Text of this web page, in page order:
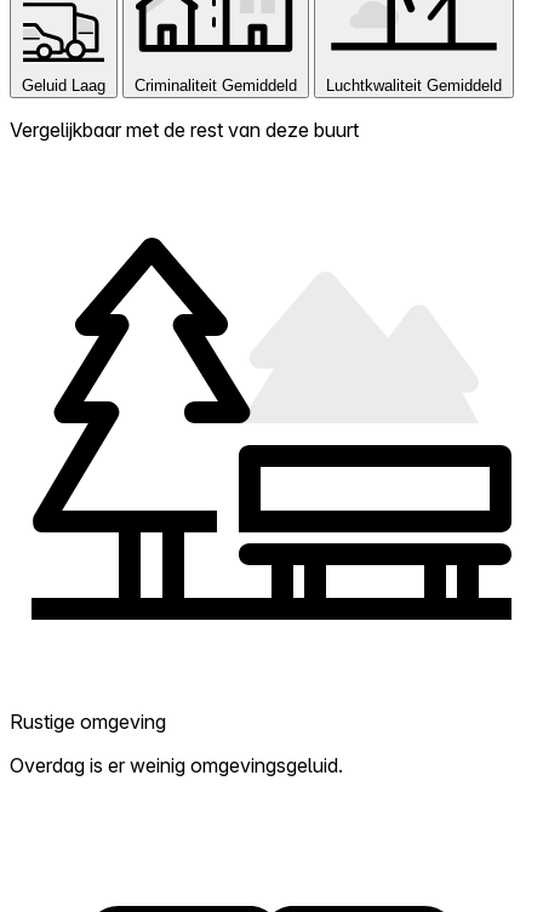
Geluid Laag Criminaliteit Gemiddeld Luchtkwaliteit Gemiddeld
Vergelijkbaar met de rest van deze buurt
Rustige omgeving
Overdag is er weinig omgevingsgeluid.